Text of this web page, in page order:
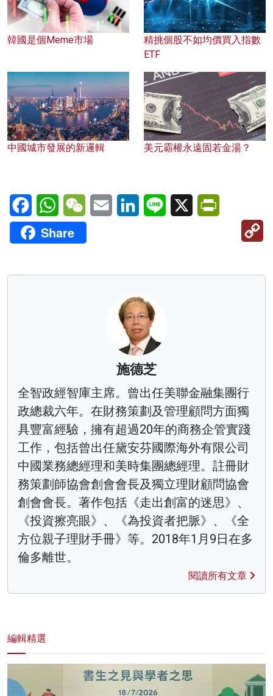
韓國是個Meme市場
精挑個股不如均價買入指數
ETF
中國城市發展的新邏輯 美元霸權永遠固若金湯？
FacebookWhatsAppWeChatEmail LinkedInLine X
Share
施德芝
全智政經智庫主席。曾出任美聯金融集團行
政總裁六年。在財務策劃及管理顧問方面獨
具豐富經驗，擁有超過20年的商務企管實踐
工作，包括曾出任黛安芬國際海外有限公司
中國業務總經理和美時集團總經理。註冊財
務策劃師協會創會會長及獨立理財顧問協會
創會會長。著作包括《走出創富的迷思》、
《投資擦亮眼》、《為投資者把脈》、《全
方位親子理財手冊》等。2018年1月9日在多
倫多離世。
閱讀所有文章
編輯精選